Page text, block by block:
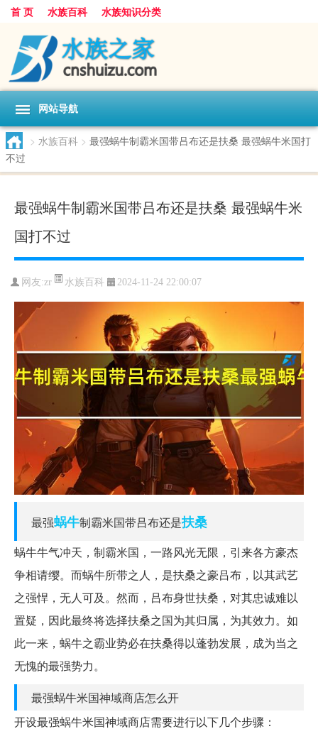
首 页 水族百科 水族知识分类
网站导航
> 水族百科 > 最强蜗牛制霸米国带吕布还是扶桑 最强蜗牛米国打
不过
最强蜗牛制霸米国带吕布还是扶桑 最强蜗牛米
国打不过
网友:zr 水族百科 2024-11-24 22:00:07
最强蜗牛制霸米国带吕布还是扶桑
蜗牛牛气冲天，制霸米国，一路风光无限，引来各方豪杰
争相请缨。而蜗牛所带之人，是扶桑之豪吕布，以其武艺
之强悍，无人可及。然而，吕布身世扶桑，对其忠诚难以
置疑，因此最终将选择扶桑之国为其归属，为其效力。如
此一来，蜗牛之霸业势必在扶桑得以蓬勃发展，成为当之
无愧的最强势力。
最强蜗牛米国神域商店怎么开
开设最强蜗牛米国神域商店需要进行以下几个步骤：